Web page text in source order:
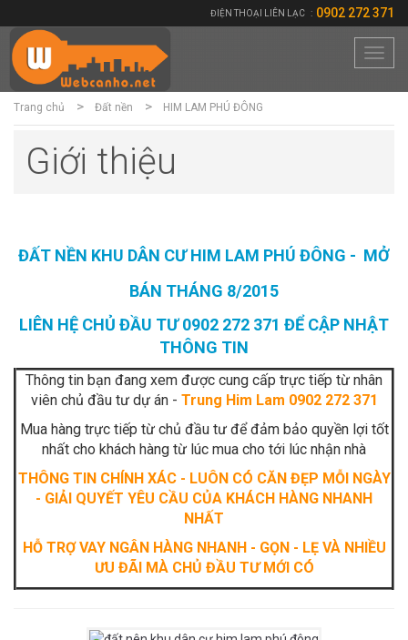
ĐIỆN THOẠI LIÊN LẠC : 0902 272 371
Trang chủ Đất nền HIM LAM PHÚ ĐÔNG
Giới thiệu
ĐẤT NỀN KHU DÂN CƯ HIM LAM PHÚ ĐÔNG - MỞ
BÁN THÁNG 8/2015
LIÊN HỆ CHỦ ĐẦU TƯ 0902 272 371 ĐỂ CẬP NHẬT
THÔNG TIN
Thông tin bạn đang xem được cung cấp trực tiếp từ nhân
viên chủ đầu tư dự án - Trung Him Lam 0902 272 371
Mua hàng trực tiếp từ chủ đầu tư để đảm bảo quyền lợi tốt
nhất cho khách hàng từ lúc mua cho tới lúc nhận nhà
THÔNG TIN CHÍNH XÁC - LUÔN CÓ CĂN ĐẸP MỖI NGÀY
- GIẢI QUYẾT YÊU CẦU CỦA KHÁCH HÀNG NHANH
NHẤT
HỖ TRỢ VAY NGÂN HÀNG NHANH - GỌN - LẸ VÀ NHIỀU
ƯU ĐÃI MÀ CHỦ ĐẦU TƯ MỚI CÓ